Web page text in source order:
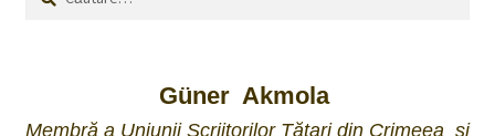
după:
Güner Akmola
Membră a Uniunii Scriitorilor Tătari din Crimeea și